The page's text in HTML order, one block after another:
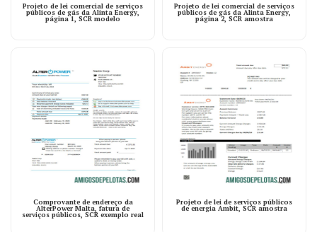
Projeto de lei comercial de serviços
públicos de gás da Alinta Energy,
página 1, SCR modelo
Projeto de lei comercial de serviços
públicos de gás da Alinta Energy,
página 2, SCR amostra
Comprovante de endereço da
AlterPower Malta, fatura de
serviços públicos, SCR exemplo real
Projeto de lei de serviços públicos
de energia Ambit, SCR amostra